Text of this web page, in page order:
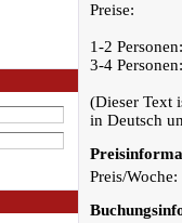
Preise:
1-2
3-4
(Dieser Text
in Deutsch
Preis/